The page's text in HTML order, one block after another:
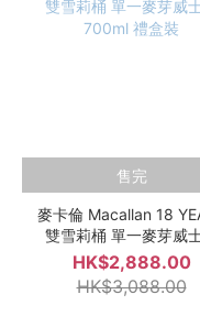
售完
麥卡倫 Macallan 18
雙雪莉桶 單一麥芽威
700ml 禮盒裝
HK$2,888.00
HK$3,088.00